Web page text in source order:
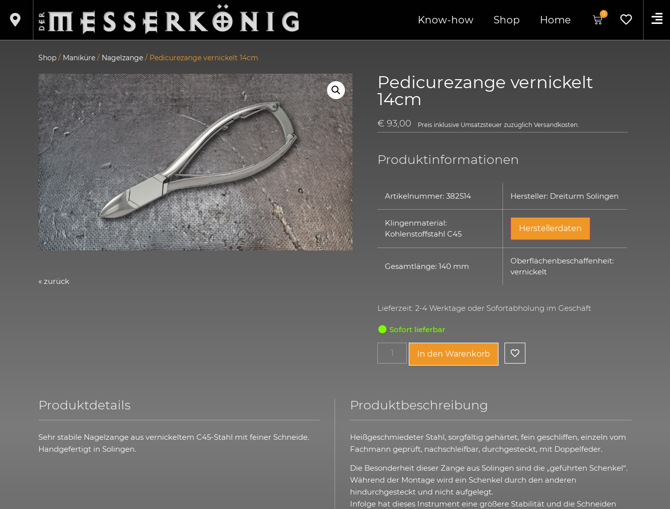
Know-how Shop Home
0
Shop / Maniküre / Nagelzange / Pedicurezange vernickelt 14cm
« zurück
Pedicurezange vernickelt
14cm
€ 93,00 Preis inklusive Umsatzsteuer zuzüglichVersandkosten.
Produktinformationen
Artikelnummer: 382514 Hersteller: Dreiturm Solingen
Klingenmaterial:
Kohlenstoffstahl C45
Herstellerdaten
Gesamtlänge: 140 mm
Oberflächenbeschaffenheit:
vernickelt
Lieferzeit: 2-4 Werktage oder Sofortabholung im Geschäft
Sofort lieferbar
In den Warenkorb
Produktdetails
Sehr stabile Nagelzange aus vernickeltem C45-Stahl mit feiner Schneide.
Handgefertigt in Solingen.
Produktbeschreibung
Heißgeschmiedeter Stahl, sorgfältig gehärtet, fein geschliffen, einzeln vom
Fachmann geprüft, nachschleifbar, durchgesteckt, mit Doppelfeder.
Die Besonderheit dieser Zange aus Solingen sind die „geführten Schenkel“.
Während der Montage wird ein Schenkel durch den anderen
hindurchgesteckt und nicht aufgelegt.
Infolge hat dieses Instrument eine größere Stabilität und die Schneiden